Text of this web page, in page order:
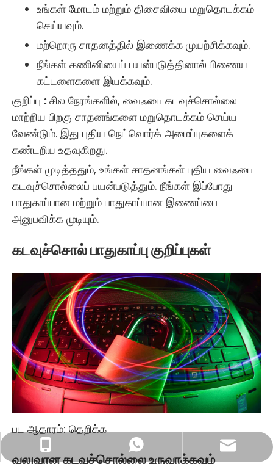
உங்கள் மோடம் மற்றும் திசைவியை மறுதொடக்கம்
செய்யவும்.
மற்றொரு சாதனத்தில் இணைக்க முயற்சிக்கவும்.
நீங்கள் கணினியைப் பயன்படுத்தினால் பிணைய
கட்டளைகளை இயக்கவும்.
குறிப்பு : சில நேரங்களில், வைஃபை கடவுச்சொல்லை
மாற்றிய பிறகு சாதனங்களை மறுதொடக்கம் செய்ய
வேண்டும். இது புதிய நெட்வொர்க் அமைப்புகளைக்
கண்டறிய உதவுகிறது.
நீங்கள் முடித்ததும், உங்கள் சாதனங்கள் புதிய வைஃபை
கடவுச்சொல்லைப் பயன்படுத்தும். நீங்கள் இப்போது
பாதுகாப்பான மற்றும் பாதுகாப்பான இணைப்பை
அனுபவிக்க முடியும்.
கடவுச்சொல் பாதுகாப்பு குறிப்புகள்
பட ஆதாரம்:தெறிக்க
வலுவான கடவுச்சொல்லை உருவாக்கவும்
+86- 13923714138
+86 13923714138
வணிக மின்னஞ்சல்: sales@lb-link.com